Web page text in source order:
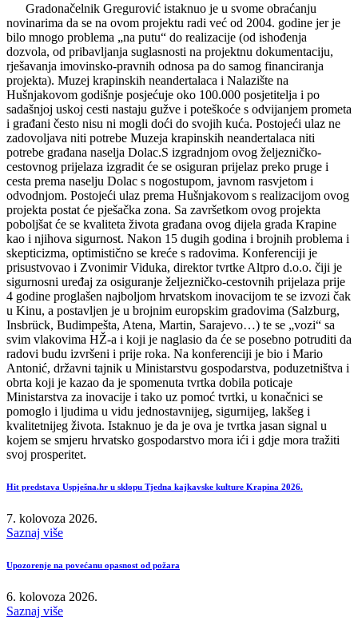
Gradonačelnik Gregurović istaknuo je u svome obraćanju
novinarima da se na ovom projektu radi već od 2004. godine jer je
bilo mnogo problema „na putu“ do realizacije (od ishođenja
dozvola, od pribavljanja suglasnosti na projektnu dokumentaciju,
rješavanja imovinsko-pravnih odnosa pa do samog financiranja
projekta). Muzej krapinskih neandertalaca i Nalazište na
Hušnjakovom godišnje posjećuje oko 100.000 posjetitelja i po
sadašnjoj uskoj cesti nastaju gužve i poteškoće s odvijanjem prometa
i građani često nisu ni mogli doći do svojih kuća. Postojeći ulaz ne
zadovoljava niti potrebe Muzeja krapinskih neandertalaca niti
potrebe građana naselja Dolac.S izgradnjom ovog željezničko-
cestovnog prijelaza izgradit će se osiguran prijelaz preko pruge i
cesta prema naselju Dolac s nogostupom, javnom rasvjetom i
odvodnjom. Postojeći ulaz prema Hušnjakovom s realizacijom ovog
projekta postat će pješačka zona. Sa završetkom ovog projekta
poboljšat će se kvaliteta života građana ovog dijela grada Krapine
kao i njihova sigurnost. Nakon 15 dugih godina i brojnih problema i
skepticizma, optimistično se kreće s radovima. Konferenciji je
prisustvovao i Zvonimir Viduka, direktor tvrtke Altpro d.o.o. čiji je
sigurnosni uređaj za osiguranje željezničko-cestovnih prijelaza prije
4 godine proglašen najboljom hrvatskom inovacijom te se izvozi čak
u Kinu, a postavljen je u brojnim europskim gradovima (Salzburg,
Insbrück, Budimpešta, Atena, Martin, Sarajevo…) te se „vozi“ sa
svim vlakovima HŽ-a i koji je naglasio da će se posebno potruditi da
radovi budu izvršeni i prije roka. Na konferenciji je bio i Mario
Antonić, državni tajnik u Ministarstvu gospodarstva, poduzetništva i
obrta koji je kazao da je spomenuta tvrtka dobila poticaje
Ministarstva za inovacije i tako uz pomoć tvrtki, u konačnici se
pomoglo i ljudima u vidu jednostavnijeg, sigurnijeg, lakšeg i
kvalitetnijeg života. Istaknuo je da je ova je tvrtka jasan signal u
kojem se smjeru hrvatsko gospodarstvo mora ići i gdje mora tražiti
svoj prosperitet.
Hit predstava Uspješna.hr u sklopu Tjedna kajkavske kulture Krapina 2026.
7. kolovoza 2026.
Saznaj više
Upozorenje na povećanu opasnost od požara
6. kolovoza 2026.
Saznaj više